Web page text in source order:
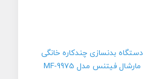
دستگاه بدنسازی چندکاره خانگی
مارشال فیتنس مدل MF-9975